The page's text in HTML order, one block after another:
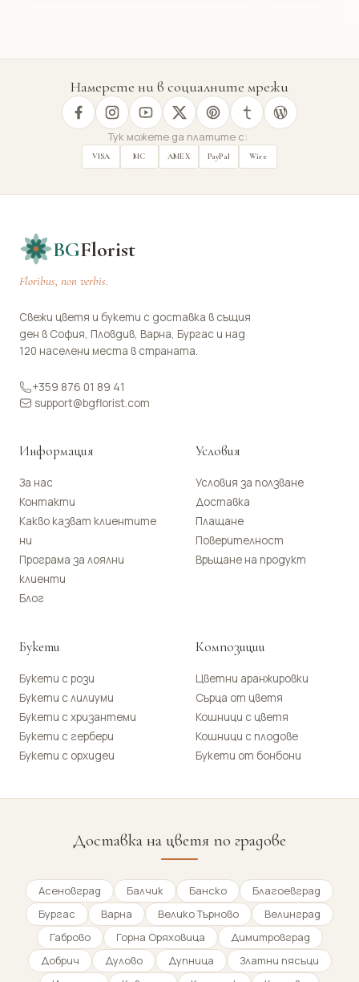
Намерете ни в социалните мрежи
Тук можете да платите с:
VISA MC AMEX PayPal Wire
BGFlorist
Floribus, non verbis.
Свежи цветя и букети с доставка в същия
ден в София, Пловдив, Варна, Бургас и над
120 населени места в страната.
+359 876 01 89 41
support@bgflorist.com
Информация
За нас
Контакти
Какво казват клиентите
ни
Програма за лоялни
клиенти
Блог
Условия
Условия за ползване
Доставка
Плащане
Поверителност
Връщане на продукт
Букети
Букети с рози
Букети с лилиуми
Букети с хризантеми
Букети с гербери
Букети с орхидеи
Композиции
Цветни аранжировки
Сърца от цветя
Кошници с цветя
Кошници с плодове
Букети от бонбони
Доставка на цветя по градове
Асеновград Балчик Банско
Благоевград
Бургас
Варна Велико Търново
Велинград
Габрово
Горна Оряховица
Димитровград
Добрич
Дулово Дупница
Златни пясъци